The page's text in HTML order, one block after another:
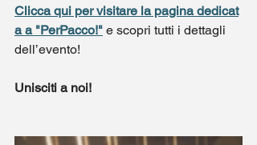
Clicca qui per visitare la pagina dedicat
a a "PerPacco!" e scopri tutti i dettagli
dell’evento!
Unisciti a noi!